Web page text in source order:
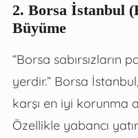
2. Borsa İstanbul
Büyüme
“Borsa sabırsızların
yerdir.” Borsa
karşı en iyi korunma
Özellikle yabancı